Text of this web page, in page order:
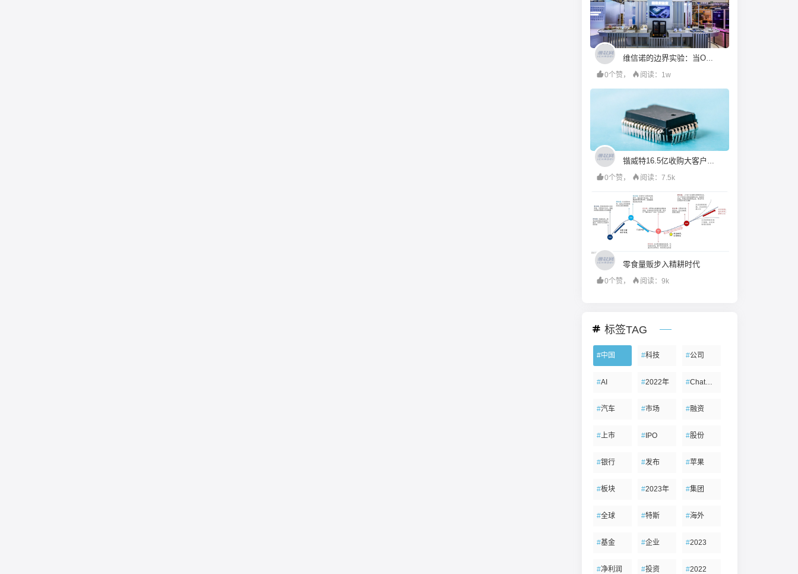
维信诺的边界实验：当OLED大厂决定走进ChinaJoy
0个赞，
阅读：1w
锴威特16.5亿收购大客户：“小吞大”背后的股权接力与对赌反差
0个赞，
阅读：7.5k
零食量贩步入精耕时代
0个赞， 阅读：9k
标签TAG
#中国 #科技 #公司
#AI #2022年 #ChatGPT
#汽车 #市场 #融资
#上市 #IPO #股份
#银行 #发布 #苹果
#板块 #2023年 #集团
#全球 #特斯 #海外
#基金 #企业 #2023
#净利润 #投资 #2022